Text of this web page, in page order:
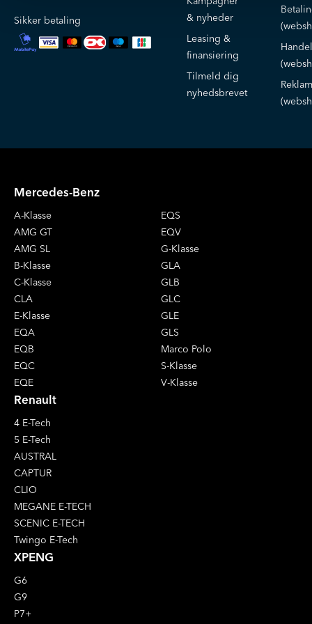
Sikker betaling
& nyheder
Leasing &
finansiering
Tilmeld dig
nyhedsbrevet
Mercedes-Benz
A-Klasse
AMG GT
AMG SL
B-Klasse
C-Klasse
CLA
E-Klasse
EQA
EQB
EQC
EQE
EQS
EQV
G-Klasse
GLA
GLB
GLC
GLE
GLS
Marco Polo
S-Klasse
V-Klasse
Renault
4 E-Tech
5 E-Tech
AUSTRAL
CAPTUR
CLIO
MEGANE E-TECH
SCENIC E-TECH
Twingo E-Tech
XPENG
G6
G9
P7+